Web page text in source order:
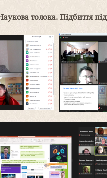
толока. Підбиття